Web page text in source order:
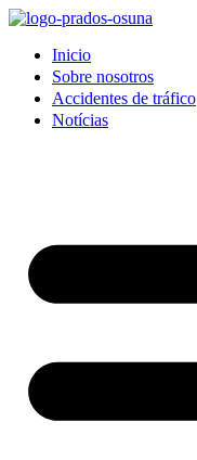
Inicio
Sobre nosotros
Accidentes de tráfico
Notícias